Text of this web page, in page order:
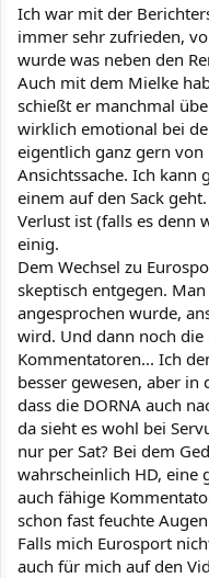
Ich war mit der
immer sehr zufrieden,
wurde was neben den
Auch mit dem Mielke
schießt er manchmal
wirklich emotional bei
eigentlich ganz gern
Ansichtssache. Ich kann
einem auf den Sack
Verlust ist (falls es denn
einig.
Dem Wechsel zu
skeptisch entgegen.
angesprochen wurde,
wird. Und dann noch die
Kommentatoren... Ich
besser gewesen, aber
dass die DORNA auch
da sieht es wohl bei
nur per Sat? Bei dem
wahrscheinlich HD, eine
auch fähige
schon fast feuchte
Falls mich Eurosport
auch für mich auf den